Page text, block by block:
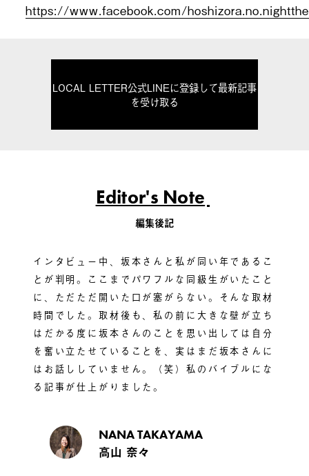
https://www.facebook.com/
LOCAL LETTER公式LINEに登録して最新記事
を受け取る
Editor's Note
編集後記
インタビュー中、坂本さんと私が同い年であるこ
とが判明。ここまでパワフルな同級生がいたこと
に、ただただ開いた口が塞がらない。そんな取材
時間でした。取材後も、私の前に大きな壁が立ち
はだかる度に坂本さんのことを思い出しては自分
を奮い立たせていることを、実はまだ坂本さんに
はお話ししていません。（笑）私のバイブルにな
る記事が仕上がりました。
NANA TAKAYAMA
高山 奈々